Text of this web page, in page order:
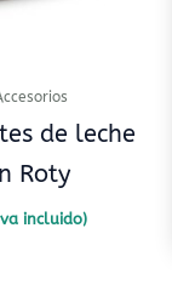
de leche
Roty
incluido)
de